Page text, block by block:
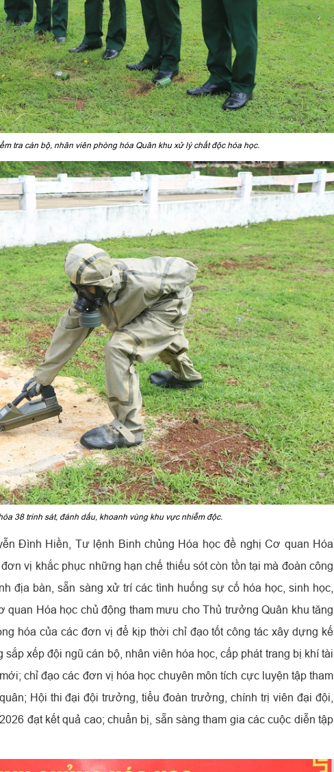
tra cán bộ, nhân viên phòng hóa Quân khu xử lý chất độc hóa học.
38 trinh sát, đánh dấu, khoanh vùng khu vực nhiễm độc.
Đình Hiền, Tư lệnh Binh chủng Hóa học đề nghị Cơ quan Hóa
vị khắc phục những hạn chế thiếu sót còn tồn tại mà đoàn công
địa bàn, sẵn sàng xử trí các tình huống sự cố hóa học, sinh học,
quan Hóa học chủ động tham mưu cho Thủ trưởng Quân khu tăng
hóa của các đơn vị để kịp thời chỉ đạo tốt công tác xây dựng kế
xếp đội ngũ cán bộ, nhân viên hóa học, cấp phát trang bị khí tài
chỉ đạo các đơn vị hóa học chuyên môn tích cực luyện tập tham
Hội thi đại đội trưởng, tiểu đoàn trưởng, chính trị viên đại đội,
đạt kết quả cao; chuẩn bị, sẵn sàng tham gia các cuộc diễn tập